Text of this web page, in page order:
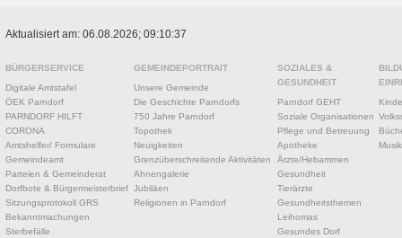
Aktualisiert am: 06.08.2026; 09:10:37
BÜRGERSERVICE
Digitale Amtstafel
ÖEK Parndorf
PARNDORF HILFT
CORONA
Amtshelfer/ Formulare
Gemeindeamt
Parteien & Gemeinderat
Dorfbote & Bürgermeisterbrief
Sitzungsprotokoll GRS
Bekanntmachungen
Sterbefälle
GEMEINDEPORTRAIT
Unsere Gemeinde
Die Geschichte Parndorfs
750 Jahre Parndorf
Topothek
Neuigkeiten
Grenzüberschreitende Aktivitäten
Ahnengalerie
Jubiläen
Religionen in Parndorf
SOZIALES &
GESUNDHEIT
Parndorf GEHT
Soziale Organisationen
Pflege und Betreuung
Apotheke
Ärzte/Hebammen
Gesundheit
Tierärzte
Gesundheitsthemen
Leihomas
Gesundes Dorf